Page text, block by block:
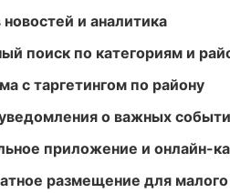
и аналитика
поиск по категориям и
с таргетингом по району
о важных
приложение и онлайн-
размещение для малого